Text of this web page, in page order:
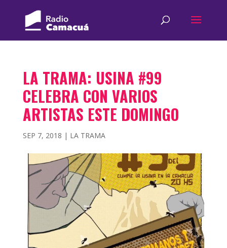
LA TRAMA: USINA #99
CELEBRA CON VARIOS
ARTISTAS ESTE DOMINGO
SEP 7, 2018 | LA TRAMA